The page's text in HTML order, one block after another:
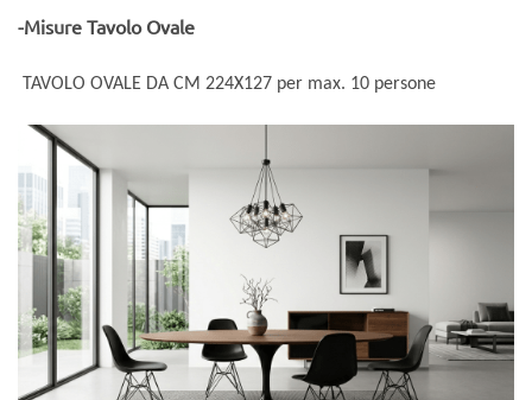
-Misure Tavolo Ovale
TAVOLO OVALE DA CM 224X127 per max. 10 persone